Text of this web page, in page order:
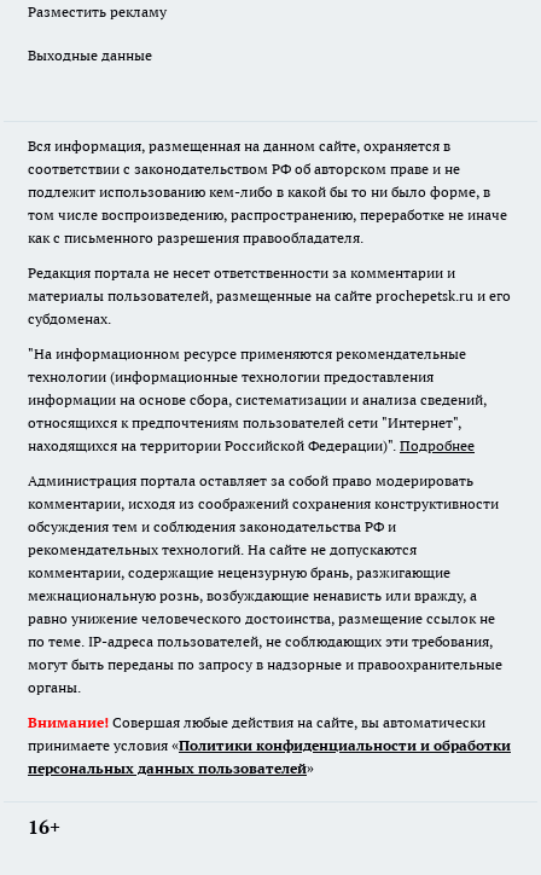
Разместить рекламу
Выходные данные
Вся информация, размещенная на данном сайте, охраняется в
соответствии с законодательством РФ об авторском праве и не
подлежит использованию кем-либо в какой бы то ни было форме, в
том числе воспроизведению, распространению, переработке не иначе
как с письменного разрешения правообладателя.
Редакция портала не несет ответственности за комментарии и
материалы пользователей, размещенные на сайте prochepetsk.ru и его
субдоменах.
"На информационном ресурсе применяются рекомендательные
технологии (информационные технологии предоставления
информации на основе сбора, систематизации и анализа сведений,
относящихся к предпочтениям пользователей сети "Интернет",
находящихся на территории Российской Федерации)". Подробнее
Администрация портала оставляет за собой право модерировать
комментарии, исходя из соображений сохранения конструктивности
обсуждения тем и соблюдения законодательства РФ и
рекомендательных технологий. На сайте не допускаются
комментарии, содержащие нецензурную брань, разжигающие
межнациональную рознь, возбуждающие ненависть или вражду, а
равно унижение человеческого достоинства, размещение ссылок не
по теме. IP-адреса пользователей, не соблюдающих эти требования,
могут быть переданы по запросу в надзорные и правоохранительные
органы.
Внимание! Совершая любые действия на сайте, вы автоматически
принимаете условия «Политики конфиденциальности и обработки
персональных данных пользователей»
16+